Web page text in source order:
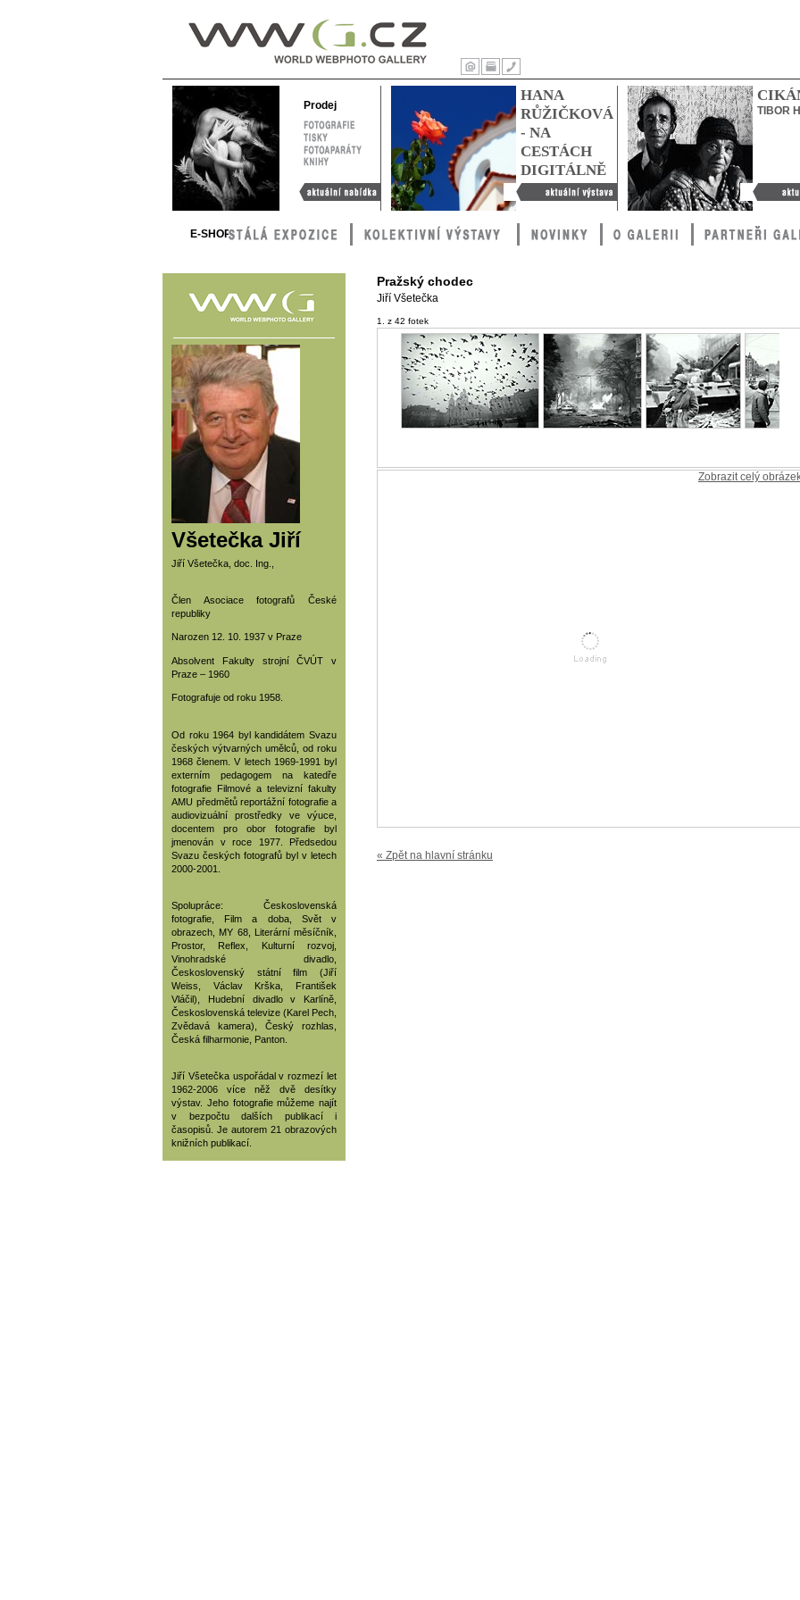
WWG – World
Webphoto
Gallery
ÚvodTisk Kontakty
Všetečka Jiří
Jiří Všetečka, doc. Ing.,
Člen Asociace fotografů České
republiky
Narozen 12. 10. 1937 v Praze
Absolvent Fakulty strojní ČVÚT v
Praze – 1960
Fotografuje od roku 1958.
Od roku 1964 byl kandidátem Svazu
českých výtvarných umělců, od roku
1968 členem. V letech 1969-1991 byl
externím pedagogem na katedře
fotografie Filmové a televizní fakulty
AMU předmětů reportážní fotografie a
audiovizuální prostředky ve výuce,
docentem pro obor fotografie byl
jmenován v roce 1977. Předsedou
Svazu českých fotografů byl v letech
2000-2001.
Spolupráce: Československá
fotografie, Film a doba, Svět v
obrazech, MY 68, Literární měsíčník,
Prostor, Reflex, Kulturní rozvoj,
Vinohradské divadlo,
Československý státní film (Jiří
Weiss, Václav Krška, František
Vláčil), Hudební divadlo v Karlíně,
Československá televize (Karel Pech,
Zvědavá kamera), Český rozhlas,
Česká filharmonie, Panton.
Jiří Všetečka uspořádal v rozmezí let
1962-2006 více něž dvě desítky
výstav. Jeho fotografie můžeme najít
v bezpočtu dalších publikací i
časopisů. Je autorem 21 obrazových
knižních publikací.
Pražský chodec
Jiří Všetečka
1. z 42 fotek
Zobrazit celý
« Zpět na hlavní stránku
Prodej
FOTOGRAFIE
TISKY
FOTOAPARÁTY
KNIHY
Aktuální nabídka
HANA
RŮŽIČKOVÁ
- NA
CESTÁCH
DIGITÁLNĚ
Hana Růžičková - Na
cestách digitálně
TIBOR
Cikáni
E-SHOP